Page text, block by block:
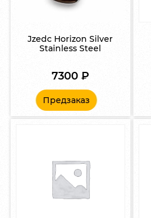
Jzedc Horizon Silver
Stainless Steel
7300 ₽
Предзаказ